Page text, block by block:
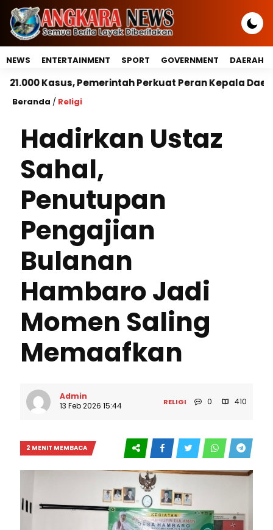
NEWS ENTERTAINMENT SPORT GOVERNMENT DAERAH
Pemerintah Perkuat Peran Kepala Daerah Untuk
Beranda / Religi
Hadirkan Ustaz
Sahal,
Penutupan
Pengajian
Bulanan
Hambaro Jadi
Momen Saling
Memaafkan
Admin
13 Feb 2026 15:44
RELIGI 0 410
2 MENIT MEMBACA